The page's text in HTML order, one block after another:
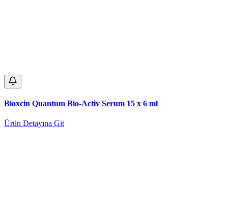
Bioxcin Quantum Bio-Activ Serum 15 x 6 ml
Ürün Detayına Git